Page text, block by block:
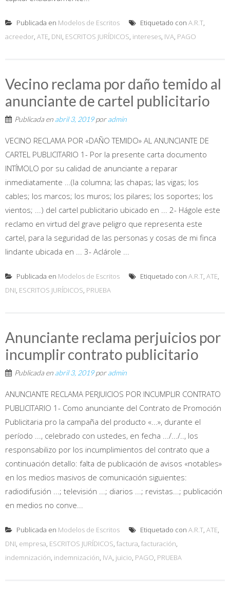
Publicada en Modelos de Escritos Etiquetado con A.R.T,
acreedor, ATE, DNI, ESCRITOS JURÍDICOS, intereses, IVA, PAGO
Vecino reclama por daño temido al
anunciante de cartel publicitario
Publicada en abril 3, 2019poradmin
VECINO RECLAMA POR «DAÑO TEMIDO» AL ANUNCIANTE DE
CARTEL PUBLICITARIO 1- Por la presente carta documento
INTÍMOLO por su calidad de anunciante a reparar
inmediatamente ...(la columna; las chapas; las vigas; los
cables; los marcos; los muros; los pilares; los soportes; los
vientos; ...) del cartel publicitario ubicado en ... 2- Hágole este
reclamo en virtud del grave peligro que representa este
cartel, para la seguridad de las personas y cosas de mi finca
lindante ubicada en ... 3- Aclárole ...
Publicada en Modelos de Escritos Etiquetado con A.R.T, ATE,
DNI, ESCRITOS JURÍDICOS, PRUEBA
Anunciante reclama perjuicios por
incumplir contrato publicitario
Publicada en abril 3, 2019poradmin
ANUNCIANTE RECLAMA PERJUICIOS POR INCUMPLIR CONTRATO
PUBLICITARIO 1- Como anunciante del Contrato de Promoción
Publicitaria pro la campaña del producto «...», durante el
período ..., celebrado con ustedes, en fecha .../.../.., los
responsabilizo por los incumplimientos del contrato que a
continuación detallo: falta de publicación de avisos «notables»
en los medios masivos de comunicación siguientes:
radiodifusión ...; televisión ...; diarios ...; revistas...; publicación
en medios no conve...
Publicada en Modelos de Escritos Etiquetado con A.R.T, ATE,
DNI, empresa, ESCRITOS JURÍDICOS, factura, facturación,
indemnización, indemnización, IVA, juicio, PAGO, PRUEBA